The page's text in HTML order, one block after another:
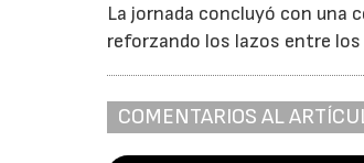
La jornada concluyó con una
reforzando los lazos entre
COMENTARIOS AL